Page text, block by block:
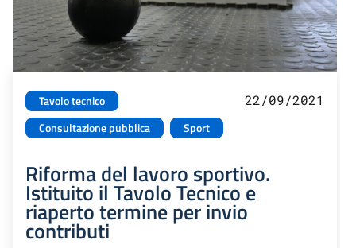
Tavolo tecnico
Consultazione pubblica
Sport
22/09/2021
Riforma del lavoro sportivo.
Istituito il Tavolo Tecnico e
riaperto termine per invio
contributi